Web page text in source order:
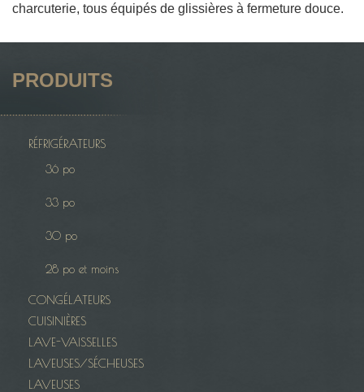
PRODUITS
RÉFRIGÉRATEURS
36 po
33 po
30 po
28 po et moins
CONGÉLATEURS
CUISINIÈRES
LAVE-VAISSELLES
LAVEUSES/SÉCHEUSES
LAVEUSES
charcuterie, tous équipés de glissières à fermeture douce.